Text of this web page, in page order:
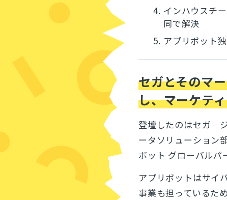
4. インハウスチ
同で解決
5. アプリボット
セガとそのマ
し、マーケテ
登壇したのはセガ
ータソリューショ
ボット グローバル
アプリボットはサイ
事業も担っているため